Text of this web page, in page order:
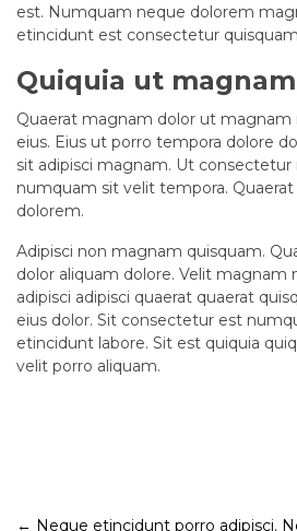
est. Numquam neque dolorem
etincidunt est consectetur
Quiquia ut
Quaerat magnam dolor ut
eius. Eius ut porro tempora dolore
sit adipisci magnam. Ut
numquam sit velit tempora.
dolorem.
Adipisci non magnam quisquam.
dolor aliquam dolore. Velit magnam
adipisci adipisci quaerat quaerat
eius dolor. Sit consectetur est
etincidunt labore. Sit est quiquia
velit porro aliquam.
← Neque etincidunt porro adipisci.